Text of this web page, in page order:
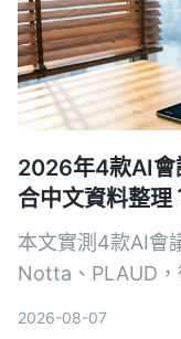
2026年4款AI會
合中文資料整理
本文實測4款AI會
Notta、PLAUD，
2026-08-07